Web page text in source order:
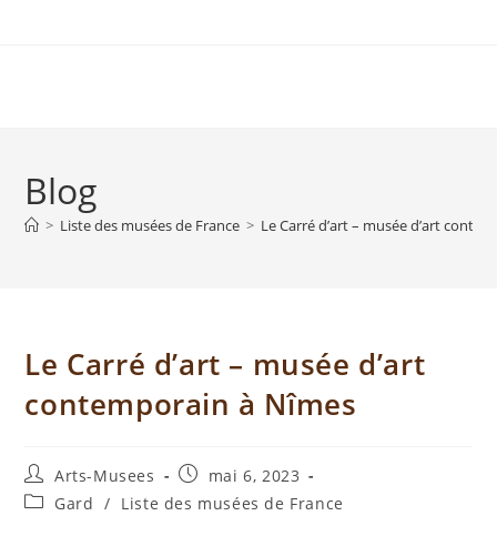
Blog
> Liste des musées de France > Le Carré d’art – musée d’art
Le Carré d’art – musée d’art
contemporain à Nîmes
Arts-Musees
mai 6, 2023
Gard / Liste des musées de France